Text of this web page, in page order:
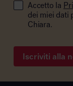
Accetto la
dei miei dati
Chiara.
Iscriviti alla